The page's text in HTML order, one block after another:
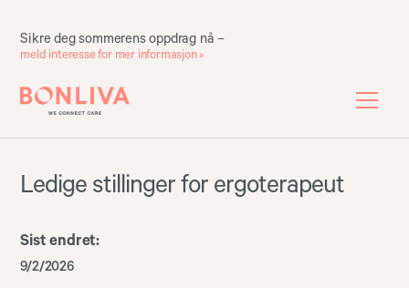
Sikre deg sommerens oppdrag nå –
meld interesse for mer informasjon »
Ledige stillinger for ergoterapeut
Sist endret:
9/2/2026